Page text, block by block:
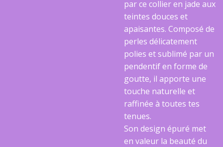
par ce collier en jade aux
teintes douces et
apaisantes. Composé de
perles délicatement
polies et sublimé par un
pendentif en forme de
goutte, il apporte une
touche naturelle et
raffinée à toutes tes
tenues.
Son design épuré met
en valeur la beauté du